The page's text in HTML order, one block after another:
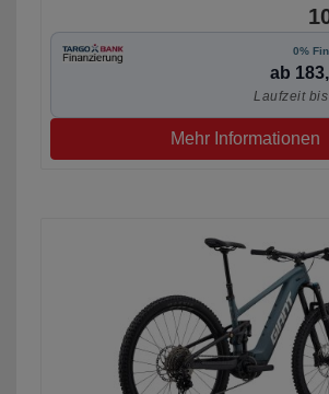
0%
ab
Laufzeit
Mehr Informationen